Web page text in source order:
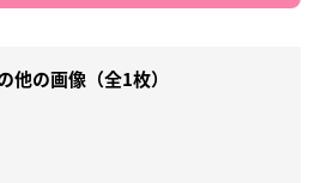
他の画像（全1枚）